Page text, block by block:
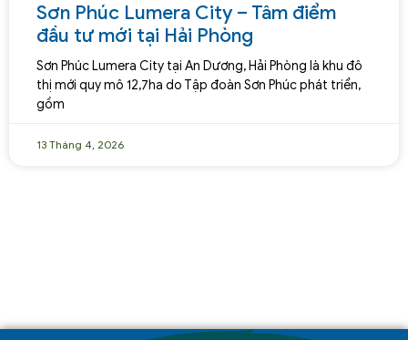
Sơn Phúc Lumera City – Tâm điểm
đầu tư mới tại Hải Phòng
Sơn Phúc Lumera City tại An Dương, Hải Phòng là khu đô
thị mới quy mô 12,7ha do Tập đoàn Sơn Phúc phát triển,
gồm
13 Tháng 4, 2026